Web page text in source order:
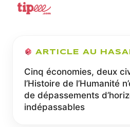
ARTICLE AU
Cinq économies, deux
l’Histoire de l’Humanité
de dépassements
indépassables